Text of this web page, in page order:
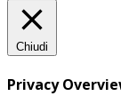
Chiudi
Privacy